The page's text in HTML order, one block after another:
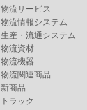
物流サービス
物流情報システム
生産・流通システム
物流資材
物流機器
物流関連商品
新商品
トラック